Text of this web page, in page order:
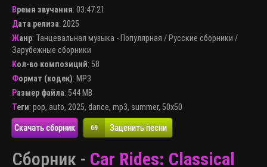
Время звучания: 03:47:21
Дата релиза: 2025
Жанр: Танцевальная музыка - Популярная / Русские сборники /
Зарубежные сборники
Кол-во композиций: 58
Формат (кодек): MP3
Размер файла: 544 MB
Теги: pop, auto, 2025, dance, mp3, summer, 50x50
Скачать сборник 69 Заценить песни
Сборник - Car Rides: Classical